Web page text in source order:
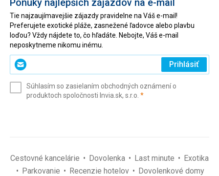
Ponuky najlepších zájazdov na e-mail
Tie najzaujímavejšie zájazdy pravidelne na Váš e-mail!
Preferujete exotické pláže, zasnežené ľadovce alebo plavbu
loďou? Vždy nájdete to, čo hľadáte. Nebojte, Váš e-mail
neposkytneme nikomu inému.
Zadajte
svoj
(povinné)
Prihlásiť
Súhlasím so zasielaním obchodných oznámení o
produktoch spoločnosti Invia.sk, s.r.o. *(povinné)
Cestovné kancelárie Dovolenka Last minute
Exotika
Parkovanie
Recenzie hotelov Dovolenkové domy